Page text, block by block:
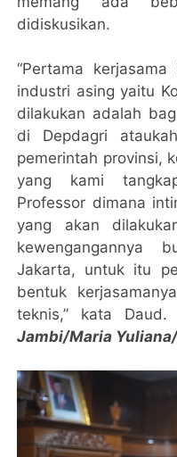
didiskusikan.
“Pertama
industri asing yaitu
dilakukan adalah
di Depdagri
pemerintah provinsi,
yang kami
Professor dimana
yang akan
kewengangannya
Jakarta, untuk itu
bentuk
teknis,” kata Daud.
Jambi/Maria